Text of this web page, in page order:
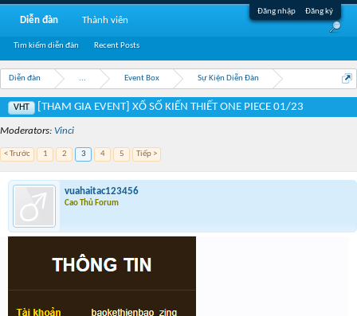
Đăng nhập Đăng ký
Diễn đàn ... Event Box Sự Kiện Diễn Đàn
VHT [THAM GIA EVENT] XỔ SỐ KIẾN THIẾT ONE PIECE 01/23
Moderators: Vinci
< Trước 1 2 3 4 5 Tiếp >
vuahaitac123456
Cao Thủ Forum
Diễn đàn
Tìm kiếm diễn đàn Recent Posts
Thành viên